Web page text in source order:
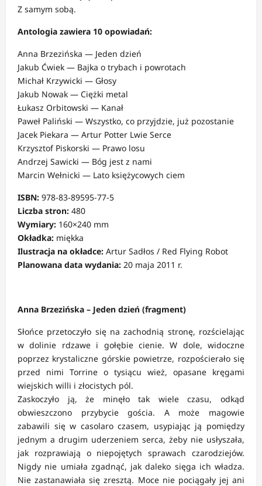
Z samym sobą.
Antologia zawiera 10 opowiadań:
Anna Brzezińska — Jeden dzień
Jakub Ćwiek — Bajka o trybach i powrotach
Michał Krzywicki — Głosy
Jakub Nowak — Ciężki metal
Łukasz Orbitowski — Kanał
Paweł Paliński — Wszystko, co przyjdzie, już pozostanie
Jacek Piekara — Artur Potter Lwie Serce
Krzysztof Piskorski — Prawo losu
Andrzej Sawicki — Bóg jest z nami
Marcin Wełnicki — Lato księżycowych ciem
ISBN: 978-83-89595-77-5
Liczba stron: 480
Wymiary: 160×240 mm
Okładka: miękka
Ilustracja na okładce: Artur Sadłos / Red Flying Robot
Planowana data wydania: 20 maja 2011 r.
Anna Brzezińska – Jeden dzień (fragment)
Słońce przetoczyło się na zachodnią stronę, rozścielając
w dolinie rdzawe i gołębie cienie. W dole, widoczne
poprzez krystaliczne górskie powietrze, rozpościerało się
przed nimi Torrine o tysiącu wież, opasane kręgami
wiejskich willi i złocistych pól.
Zaskoczyło ją, że minęło tak wiele czasu, odkąd
obwieszczono przybycie gościa. A może magowie
zabawili się w casolaro czasem, usypiając ją pomiędzy
jednym a drugim uderzeniem serca, żeby nie usłyszała,
jak rozprawiają o niepojętych sprawach czarodziejów.
Nigdy nie umiała zgadnąć, jak daleko sięga ich władza.
Nie zastanawiała się zresztą. Moce nie pociągały jej ani